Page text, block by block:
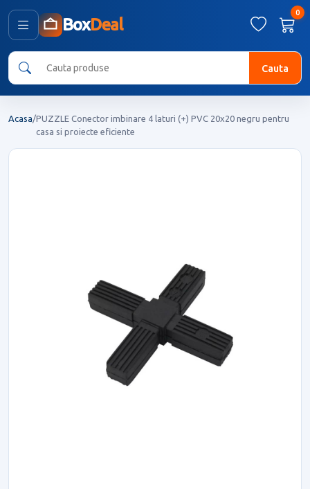
BoxDeal
0
Cauta
Acasa/PUZZLE Conector imbinare 4 laturi (+) PVC 20x20 negru pentru
casa si proiecte eficiente